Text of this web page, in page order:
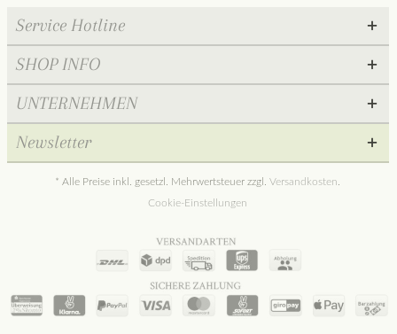
Service Hotline
SHOP INFO
UNTERNEHMEN
Newsletter
* Alle Preise inkl. gesetzl. Mehrwertsteuer zzgl.Versandkosten
Cookie-Einstellungen